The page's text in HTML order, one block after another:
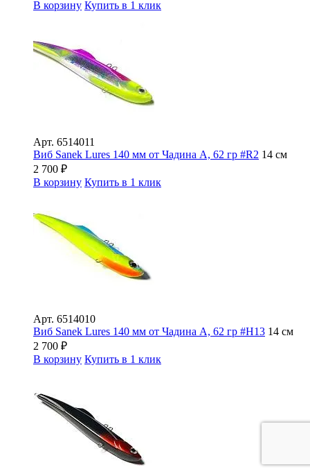
В корзину Купить в 1 клик
Арт. 6514011
Виб Sanek Lures 140 мм от Чадина А, 62 гр #R2 14 см
2 700 ₽
В корзину Купить в 1 клик
Арт. 6514010
Виб Sanek Lures 140 мм от Чадина А, 62 гр #Н13 14 см
2 700 ₽
В корзину Купить в 1 клик